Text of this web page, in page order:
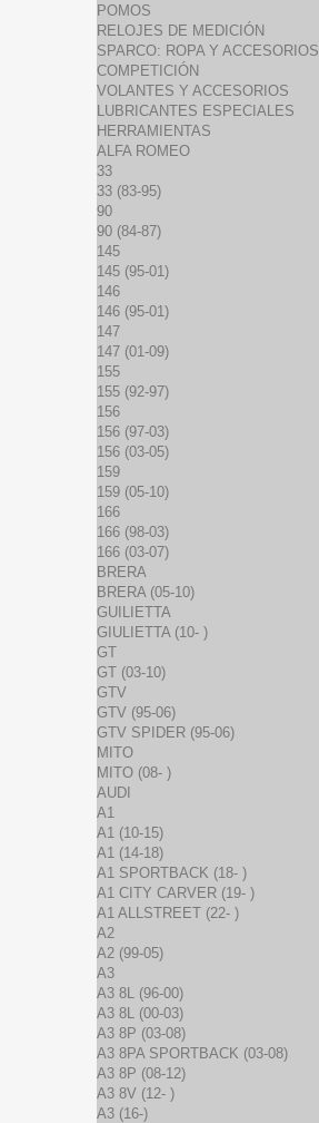
POMOS
RELOJES DE MEDICIÓN
SPARCO: ROPA Y ACCESORIOS
COMPETICIÓN
VOLANTES Y ACCESORIOS
LUBRICANTES ESPECIALES
HERRAMIENTAS
ALFA ROMEO
33
33 (83-95)
90
90 (84-87)
145
145 (95-01)
146
146 (95-01)
147
147 (01-09)
155
155 (92-97)
156
156 (97-03)
156 (03-05)
159
159 (05-10)
166
166 (98-03)
166 (03-07)
BRERA
BRERA (05-10)
GUILIETTA
GIULIETTA (10- )
GT
GT (03-10)
GTV
GTV (95-06)
GTV SPIDER (95-06)
MITO
MITO (08- )
AUDI
A1
A1 (10-15)
A1 (14-18)
A1 SPORTBACK (18- )
A1 CITY CARVER (19- )
A1 ALLSTREET (22- )
A2
A2 (99-05)
A3
A3 8L (96-00)
A3 8L (00-03)
A3 8P (03-08)
A3 8PA SPORTBACK (03-08)
A3 8P (08-12)
A3 8V (12- )
A3 (16-)